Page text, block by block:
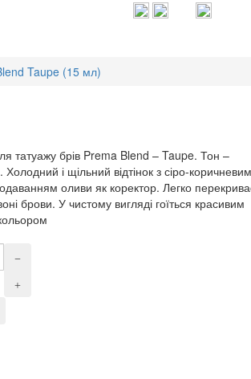
Taupe (15 мл)
татуажу брів Prema Blend – Taupe. Тон –
і щільний відтінок з сіро-коричневим
оливи як коректор. Легко
брови. У чистому вигляді гоїться красивим